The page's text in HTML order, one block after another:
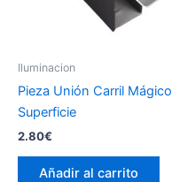
Iluminacion
Pieza Unión Carril Mágico
Superficie
2.80€
Añadir al carrito